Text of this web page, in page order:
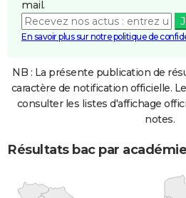
mail.
En savoir plus sur notre politique de
NB : La présente publication de
caractère de notification officielle.
consulter les listes d'affichage
notes.
Résultats bac par académie